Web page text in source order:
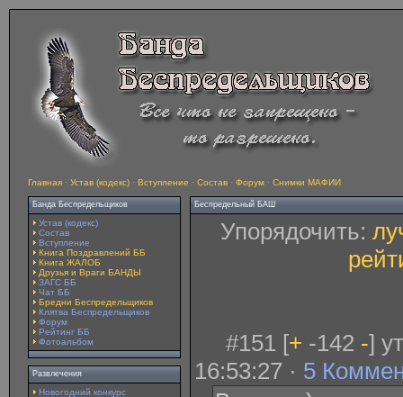
Главная · Устав (кодекс) · Вступление · Состав · Форум · Снимки МАФИИ
Банда Беспредельщиков
Устав (кодекс)
Состав
Вступление
Книга Поздравлений ББ
Книга ЖАЛОБ
Друзья и Враги БАНДЫ
ЗАГС ББ
Чат ББ
Бредни Беспредельщиков
Клятва Беспредельщиков
Форум
Рейтинг ББ
Фотоальбом
Развлечения
Новогодний конкурс
Беспредельный БАШ
Упорядочить:
#151 [+ -142 -]
16:53:27 · 5